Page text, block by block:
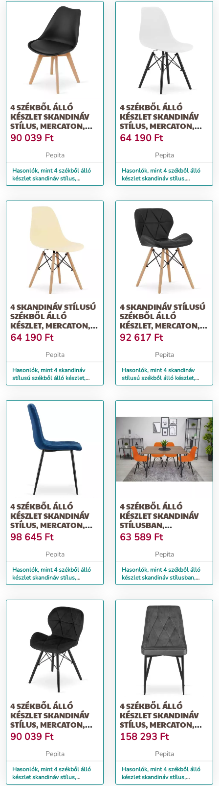
4 SZÉKBŐL ÁLLÓ
KÉSZLET SKANDINÁV
STÍLUS, MERCATON,
MARK, PP, FA,...
90 039 Ft
Pepita
Hasonlók, mint 4 székből álló
készlet skandináv stílus,
Mercaton, Mark, PP, fa,...
4 SZÉKBŐL ÁLLÓ
KÉSZLET SKANDINÁV
STÍLUS, MERCATON,
OSAKA, PP, FA,...
64 190 Ft
Pepita
Hasonlók, mint 4 székből álló
készlet skandináv stílus,
Mercaton, Osaka, PP, fa,...
4 SKANDINÁV STÍLUSÚ
SZÉKBŐL ÁLLÓ
KÉSZLET, MERCATON,
OSAKA, PP, FA...
64 190 Ft
Pepita
Hasonlók, mint 4 skandináv
stílusú székből álló készlet,
Mercaton, Osaka, PP, fa...
4 SKANDINÁV STÍLUSÚ
SZÉKBŐL ÁLLÓ
KÉSZLET, MERCATON,
LAGO, ÖKO-BŐR...
92 617 Ft
Pepita
Hasonlók, mint 4 skandináv
stílusú székből álló készlet,
Mercaton, Lago, öko-bőr...
4 SZÉKBŐL ÁLLÓ
KÉSZLET SKANDINÁV
STÍLUS, MERCATON,
TORINO, BÁRSON...
98 645 Ft
Pepita
Hasonlók, mint 4 székből álló
készlet skandináv stílus,
Mercaton, Torino, bárson...
4 SZÉKBŐL ÁLLÓ
KÉSZLET SKANDINÁV
STÍLUSBAN,
MERCATON, OSAKA,
PP,...
63 589 Ft
Pepita
Hasonlók, mint 4 székből álló
készlet skandináv stílusban,
Mercaton, Osaka, PP,...
4 SZÉKBŐL ÁLLÓ
KÉSZLET SKANDINÁV
STÍLUS, MERCATON,
LAGO, BÁRSONY,...
90 039 Ft
Pepita
Hasonlók, mint 4 székből álló
készlet skandináv stílus,
4 SZÉKBŐL ÁLLÓ
KÉSZLET SKANDINÁV
STÍLUS, MERCATON,
IMOLA, BÁRSONY...
158 293 Ft
Pepita
Hasonlók, mint 4 székből álló
készlet skandináv stílus,